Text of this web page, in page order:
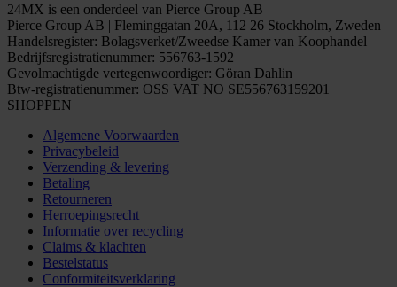
24MX is een onderdeel van Pierce Group AB
Pierce Group AB | Fleminggatan 20A, 112 26 Stockholm, Zweden
Handelsregister: Bolagsverket/Zweedse Kamer van Koophandel
Bedrijfsregistratienummer: 556763-1592
Gevolmachtigde vertegenwoordiger: Göran Dahlin
Btw-registratienummer: OSS VAT NO SE556763159201
SHOPPEN
Algemene Voorwaarden
Privacybeleid
Verzending & levering
Betaling
Retourneren
Herroepingsrecht
Informatie over recycling
Claims & klachten
Bestelstatus
Conformiteitsverklaring